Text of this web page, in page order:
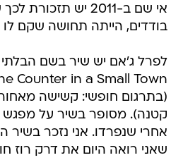
אי שם ב-2011 יש
בודדים, הייתה תחושה שקם לו
Counter in a Small Town
(בתרגום חופשי: קשישה
קטנה). מסופר בשיר על מפגש
אחרי שנפרדו. אני נזכר בשיר
שאני רואה היום את דרק רוז